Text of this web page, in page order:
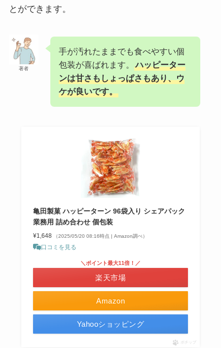
とができます。
著者
手が汚れたままでも食べやすい個
包装が喜ばれます。
ハッピーター
ンは甘さもしょっぱさもあり、ウ
ケが良いです。
亀田製菓 ハッピーターン 96袋入り シェアパック
業務用 詰め合わせ 個包装
¥1,648 （2025/05/20 08:16時点 | Amazon調べ）
口コミを見る
Amazon
＼ポイント最大11倍！／
楽天市場
Yahooショッピング
ポチップ